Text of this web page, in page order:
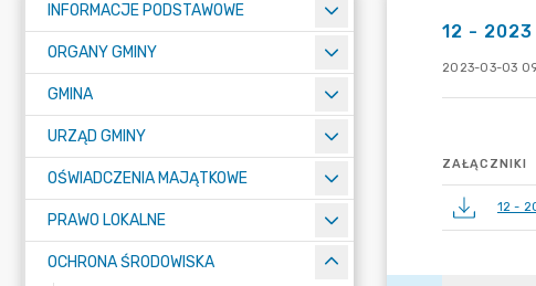
INFORMACJE PODSTAWOWE
ORGANY GMINY
GMINA
URZĄD GMINY
OŚWIADCZENIA MAJĄTKOWE
PRAWO LOKALNE
OCHRONA ŚRODOWISKA
12 -
2023-03-03
ZAŁĄCZNIKI
12 -